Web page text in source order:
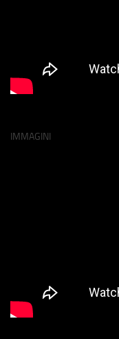
IMMAGINI